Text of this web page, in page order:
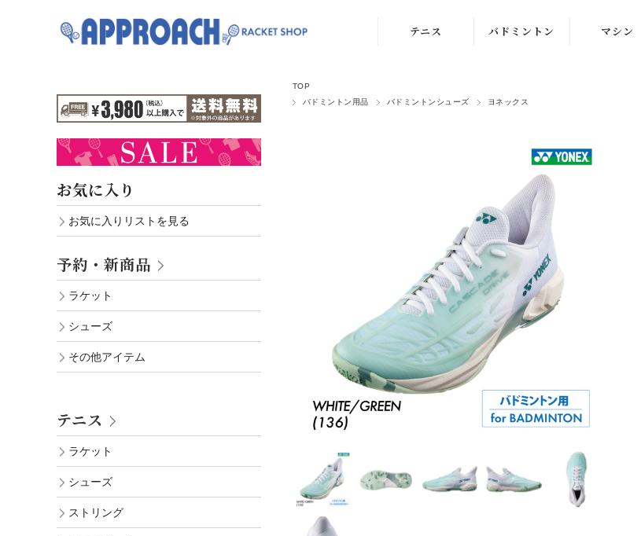
テニス
シューズ
アクセサリ
バッグ
バドミントン
シューズ
シャトルコック
ウェア
アクセサリ
マシン
マシン紹介
修理メンテナ
TOP
バドミントン用品
バドミントンシューズ ヨネックス
お気に入り
お気に入りリストを見る
予約・新商品
ラケット
シューズ
その他アイテム
テニス
ラケット
シューズ
ストリング